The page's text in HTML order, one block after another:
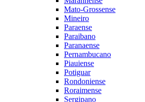
Mato-Grossense
Mineiro
Paraense
Paraibano
Paranaense
Pernambucano
Piauiense
Potiguar
Rondoniense
Roraimense
Sergipano